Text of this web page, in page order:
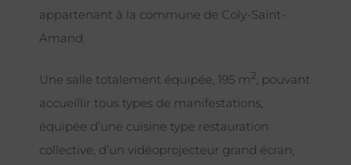
appartenant à la commune de Coly-Saint-
Amand.
Une salle totalement équipée, 195 m2, pouvant
accueillir tous types de manifestations,
équipée d’une cuisine type restauration
collective, d’un vidéoprojecteur grand écran,